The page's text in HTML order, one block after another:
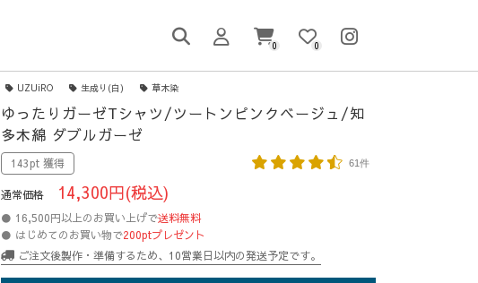
0 0
UZUiRO 生成り(白) 草木染
ゆったりガーゼTシャツ/ツートンピンクベージュ/知
多木綿 ダブルガーゼ
143pt 獲得 61件
通常価格 14,300円(税込)
● 16,500円以上のお買い上げで送料無料
● はじめてのお買い物で200ptプレゼント
ご注文後製作・準備するため、10営業日以内の発送予定です。